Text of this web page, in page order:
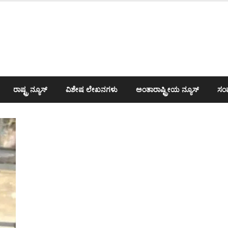
ರಾಷ್ಟ್ರ ನ್ಯೂಸ್ ವಿಶೇಷ ಲೇಖನಗಳು ಅಂತಾರಾಷ್ಟ್ರೀಯ ನ್ಯೂಸ್